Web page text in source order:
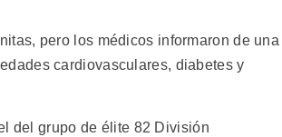
pero los médicos informaron de una
cardiovasculares, diabetes y
del grupo de élite 82 División